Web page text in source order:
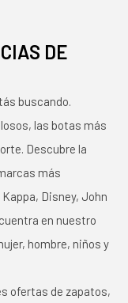
DE
buscando.
las botas más
Descubre la
más
Disney, John
en nuestro
hombre, niños y
ofertas de zapatos,